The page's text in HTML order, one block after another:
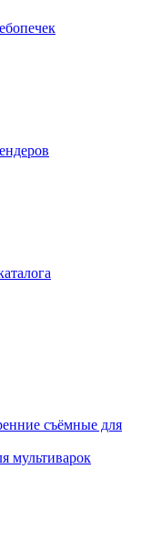
съёмные для
мультиварок